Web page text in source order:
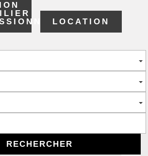
LOCATION
RECHERCHER